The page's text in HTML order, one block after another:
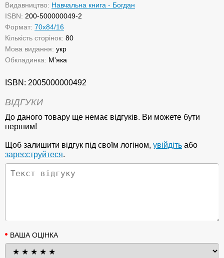
Видавництво: Навчальна книга - Богдан
ISBN: 200-500000049-2
Формат: 70х84/16
Кількість сторінок: 80
Мова видання: укр
Обкладинка: М'яка
ISBN: 2005000000492
ВІДГУКИ
До даного товару ще немає відгуків. Ви можете бути
першим!
Щоб залишити відгук під своїм логіном, увійдіть або
зареєструйтеся.
ВАША ОЦІНКА